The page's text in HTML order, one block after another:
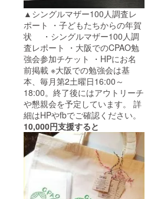
▲シングルマザー100人調査レ
ポート ・子どもたちからの年賀
状 ・シングルマザー100人調
査レポート ・大阪でのCPAO勉
強会参加チケット ・HPにお名
前掲載 ※大阪での勉強会は基
本、毎月第2土曜日16:00～
18:00。終了後にはアウトリーチ
や懇親会を予定しています。 詳
細はHPやfbでご確認ください。
10,000円支援すると